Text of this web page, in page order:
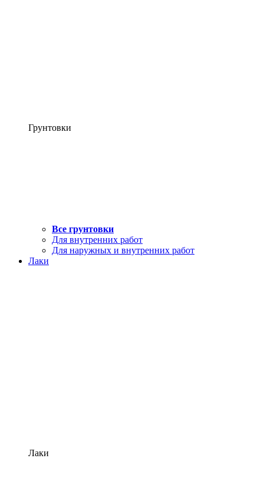
Грунтовки
Все грунтовки
Для внутренних работ
Для наружных и внутренних работ
Лаки
Лаки